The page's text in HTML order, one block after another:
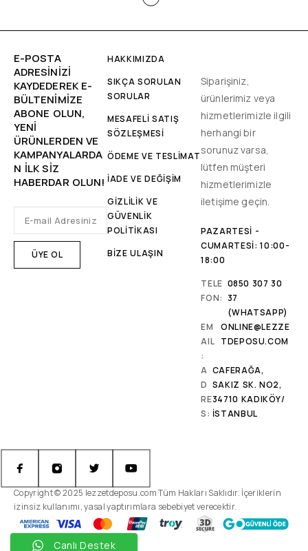
E-POSTA
ADRESINIZI
KAYDEDEREK E-
BÜLTENIMIZE
ABONE OLUN,
YENİ
ÜRÜNLERDEN VE
KAMPANYALARDA
N ILK SIZ
HABERDAR OLUN!
HAKKIMIZDA
SIKÇA SORULAN
SORULAR
MESAFELİ SATIŞ
SÖZLEŞMESİ
ÖDEME VE TESLİMAT
İADE VE DEĞİŞİM
GİZLİLİK VE
GÜVENLİK
POLİTİKASI
BİZE ULAŞIN
Siparişiniz,
ürünlerimiz veya
hizmetlerimizle ilgili
herhangi bir
sorunuz varsa,
lütfen müşteri
hizmetlerimizle
iletişime geçin.
PAZARTESI -
CUMARTESI: 10:00-
18:00
TELE
FON:
0850 307 30
37
(WHATSAPP)
EM
AIL
:
ONLINE@LEZZE
TDEPOSU.COM
A
D
RE
S:
CAFERAĞA,
SAKIZ SK. NO2,
34710 KADIKÖY/
İSTANBUL
Copyright © 2025 lezzetdeposu.com Tüm Hakları Saklıdır. İçeriklerin
izinsiz kullanımı, yasal yaptırımlara sebebiyet verecektir.
Canlı Destek